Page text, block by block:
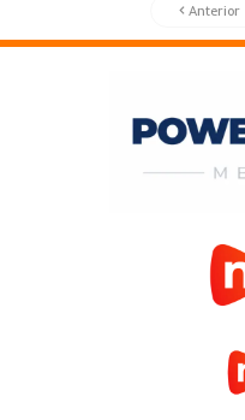
Anterior